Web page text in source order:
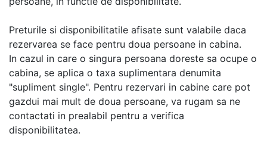
Preturile si disponibilitatile afisate sunt valabile daca
rezervarea se face pentru doua persoane in cabina.
In cazul in care o singura persoana doreste sa ocupe o
cabina, se aplica o taxa suplimentara denumita
"supliment single". Pentru rezervari in cabine care pot
gazdui mai mult de doua persoane, va rugam sa ne
contactati in prealabil pentru a verifica
disponibilitatea.